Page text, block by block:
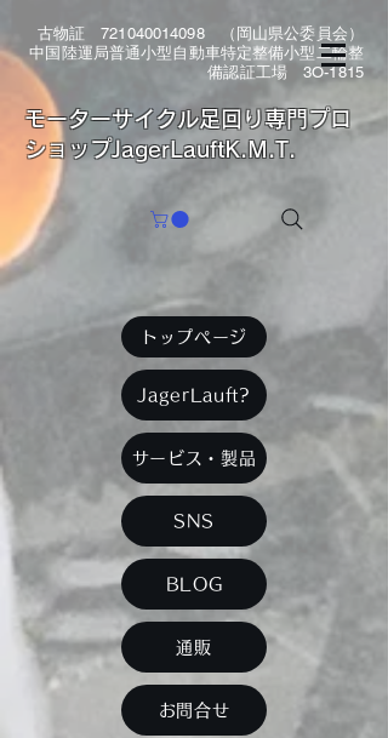
古物証721040014098（岡山県公委員会）
中国陸運局普通小型自動車特定整備小型二輪整
備認証工場 3O-1815
​モーターサイクル足回り専門プロ
ショップJagerLauftK.M.T.
トップページ
JagerLauft?
サービス・製品
SNS
BLOG
通販
お問合せ